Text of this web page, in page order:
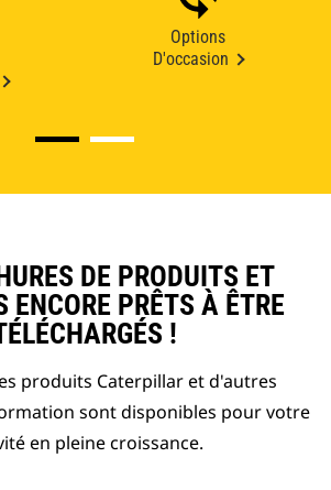
Options
D'occasion
DE PRODUITS ET
ENCORE PRÊTS À ÊTRE
!
produits Caterpillar et d'autres
sont disponibles pour votre
en pleine croissance.